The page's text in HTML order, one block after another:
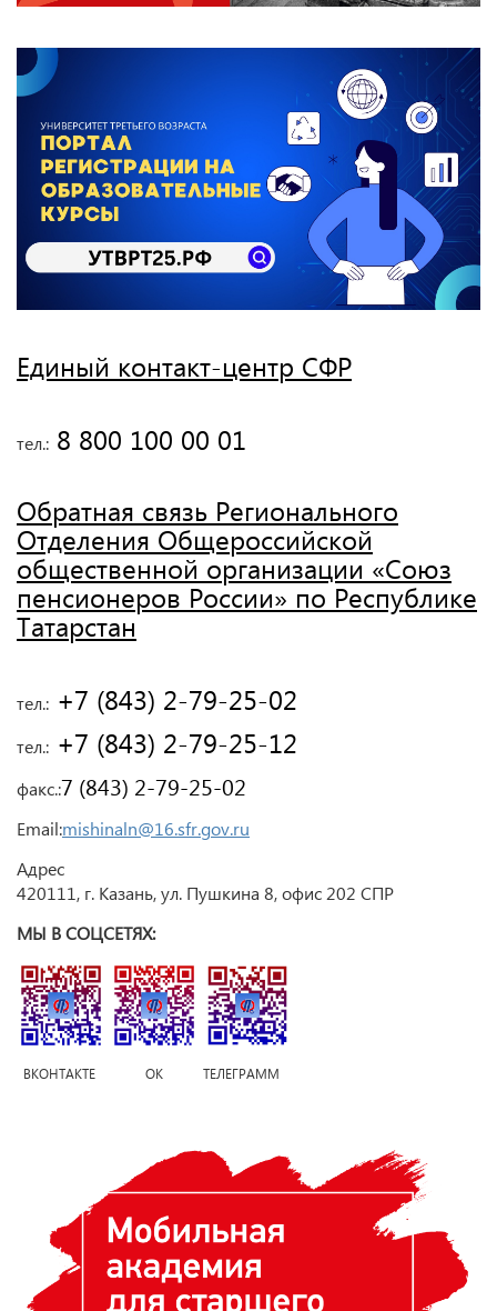
Единый контакт-центр СФР
тел.: 8 800 100 00 01
Обратная связь Регионального
Отделения Общероссийской
общественной организации «Союз
пенсионеров России» по Республике
Татарстан
тел.: +7 (843) 2-79-25-02
тел.: +7 (843) 2-79-25-12
факс.:7 (843) 2-79-25-02
Email:mishinaln@16.sfr.gov.ru
Адрес
420111, г. Казань, ул. Пушкина 8, офис 202 СПР
МЫ В СОЦСЕТЯХ:
ВКОНТАКТЕ ОК ТЕЛЕГРАММ